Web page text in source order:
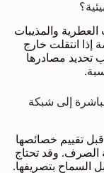
العطرية والمذيبات
إذا انتقلت خارج
تحديد مصادرها
إلى شبكة
تقييم خصائصها
الصرف. وقد تحتاج
السماح بتصريفها.